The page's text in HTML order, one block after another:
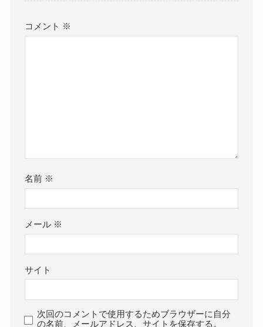
コメント ※
名前 ※
メール ※
サイト
次回のコメントで使用するためブラウザーに自分
の名前、メールアドレス、サイトを保存する。